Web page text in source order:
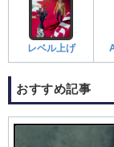
レベル上げ
おすすめ記事​